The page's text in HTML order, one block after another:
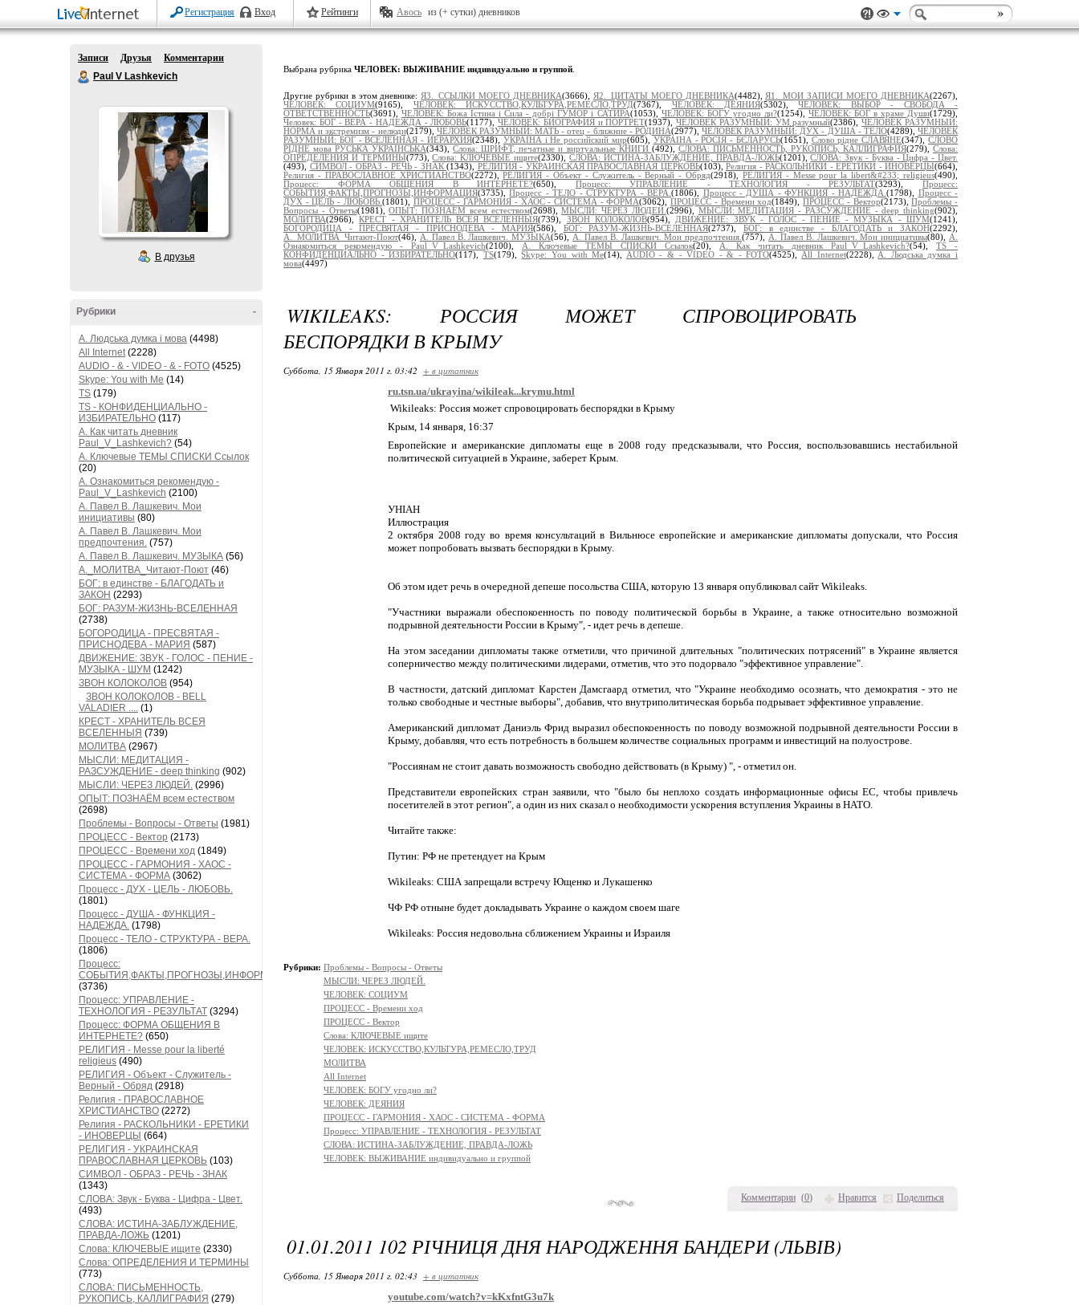
Регистрация Вход Рейтинги Авось из (+ сутки) дневников
Записи Друзья
Комментарии
Paul V Lashkevich
В друзья
-
Рубрики
A. Людська думка і мова (4498)
All Internet(2228)
AUDIO - & - VIDEO - & - FOTO (4525)
Skype: You with Me (14)
TS (179)
TS - КОНФИДЕНЦИАЛЬНО -
ИЗБИРАТЕЛЬНО (117)
А. Как читать дневник
Paul_V_Lashkevich? (54)
А. Ключевые ТЕМЫ СПИСКИ Ссылок
(20)
А. Ознакомиться рекомендую -
Paul_V_Lashkevich (2100)
А. Павел В. Лашкевич. Мои
инициативы (80)
А. Павел В. Лашкевич. Мои
предпочтения. (757)
А. Павел В. Лашкевич. МУЗЫКА (56)
А._МОЛИТВА_Читают-Поют (46)
БОГ: в единстве - БЛАГОДАТЬ и
ЗАКОН (2293)
БОГ: РАЗУМ-ЖИЗНЬ-ВСЕЛЕННАЯ
(2738)
БОГОРОДИЦА - ПРЕСВЯТАЯ -
ПРИСНОДЕВА - МАРИЯ (587)
ДВИЖЕНИЕ: ЗВУК - ГОЛОС - ПЕНИЕ -
МУЗЫКА - ШУМ (1242)
ЗВОН КОЛОКОЛОВ (954)
ЗВОН КОЛОКОЛОВ - BELL
VALADIER .... (1)
КРЕСТ - ХРАНИТЕЛЬ ВСЕЯ
ВСЕЛЕННЫЯ (739)
МОЛИТВА (2967)
МЫСЛИ: МЕДИТАЦИЯ -
РАЗСУЖДЕНИЕ - deep thinking (902)
МЫСЛИ: ЧЕРЕЗ ЛЮДЕЙ. (2996)
ОПЫТ: ПОЗНАЁМ всем естеством
(2698)
Проблемы - Вопросы - Ответы (1981)
ПРОЦЕСС - Вектор (2173)
ПРОЦЕСС - Времени ход (1849)
ПРОЦЕСС - ГАРМОНИЯ - ХАОС -
СИСТЕМА - ФОРМА (3062)
Процесс - ДУХ - ЦЕЛЬ - ЛЮБОВЬ.
(1801)
Процесс - ДУША - ФУНКЦИЯ -
НАДЕЖДА. (1798)
Процесс - ТЕЛО - СТРУКТУРА - ВЕРА.
(1806)
Процесс:
СОБЫТИЯ,ФАКТЫ,ПРОГНОЗЫ,ИНФОРМАЦИЯ
(3736)
Процесс: УПРАВЛЕНИЕ -
ТЕХНОЛОГИЯ - РЕЗУЛЬТАТ (3294)
Процесс: ФОРМА ОБЩЕНИЯ В
ИНТЕРНЕТЕ? (650)
РЕЛИГИЯ - Messe pour la liberté
religieus (490)
РЕЛИГИЯ - Объект - Служитель -
Верный - Обряд (2918)
Религия - ПРАВОСЛАВНОЕ
ХРИСТИАНСТВО (2272)
Религия - РАСКОЛЬНИКИ - ЕРЕТИКИ
- ИНОВЕРЦЫ (664)
РЕЛИГИЯ - УКРАИНСКАЯ
ПРАВОСЛАВНАЯ ЦЕРКОВЬ (103)
СИМВОЛ - ОБРАЗ - РЕЧЬ - ЗНАК
(1343)
СЛОВА: Звук - Буква - Цифра - Цвет.
(493)
СЛОВА: ИСТИНА-ЗАБЛУЖДЕНИЕ,
ПРАВДА-ЛОЖЬ (1201)
Слова: КЛЮЧЕВЫЕ ищите (2330)
Слова: ОПРЕДЕЛЕНИЯ И ТЕРМИНЫ
(773)
СЛОВА: ПИСЬМЕННОСТЬ,
РУКОПИСЬ, КАЛЛИГРАФИЯ (279)
Выбрана рубрика ЧЕЛОВЕК: ВЫЖИВАНИЕ индивидуально и группой
Другие рубрики в этом дневнике: Я3._ССЫЛКИ МОЕГО ДНЕВНИКА(3666), Я2._ЦИТАТЫ МОЕГО ДНЕВНИКА(4482), Я1._МОИ ЗАПИСИ МОЕГО ДНЕВНИКА(2267),
ЧЕЛОВЕК: СОЦИУМ(9165), ЧЕЛОВЕК: ИСКУССТВО,КУЛЬТУРА,РЕМЕСЛО,ТРУД(7367), ЧЕЛОВЕК: ДЕЯНИЯ(5302),ЧЕЛОВЕК: ВЫБОР - СВОБОДА -
ОТВЕТСТВЕННОСТЬ(3691),ЧЕЛОВЕК: Божа Істина і Сила - добрі ГУМОР і САТИРА(1053), ЧЕЛОВЕК: БОГУ угодно ли?(1254), ЧЕЛОВЕК: БОГ в храме Души(1729),
Человек: БОГ - ВЕРА - НАДЕЖДА - ЛЮБОВЬ(1177),ЧЕЛОВЕК: БИОГРАФИЯ и ПОРТРЕТ(1937),ЧЕЛОВЕК РАЗУМНЫЙ: УМ разумный(2386),ЧЕЛОВЕК РАЗУМНЫЙ:
НОРМА и экстремизм - нелюди(2179), ЧЕЛОВЕК РАЗУМНЫЙ: МАТЬ - отец - ближние - РОДИНА(2977),ЧЕЛОВЕК РАЗУМНЫЙ: ДУХ - ДУША - ТЕЛО(4289),ЧЕЛОВЕК
РАЗУМНЫЙ: БОГ - ВСЕЛЕННАЯ - ИЕРАРХИЯ(2348), УКРАЇНА і Не российский мир(605), УКРАІНА - РОСІЯ - БЄЛАРУСЬ(1651), Слово рідне СЛАВЯНЕ(347),СЛОВО
РІДНЕ мова РУСЬКА УКРАЇНСЬКА(343),Слова: ШРИФТ, печатные и виртуальные КНИГИ (492), СЛОВА: ПИСЬМЕННОСТЬ, РУКОПИСЬ, КАЛЛИГРАФИЯ(279),Слова:
ОПРЕДЕЛЕНИЯ И ТЕРМИНЫ(773),Слова: КЛЮЧЕВЫЕ ищите(2330), СЛОВА: ИСТИНА-ЗАБЛУЖДЕНИЕ, ПРАВДА-ЛОЖЬ(1201),СЛОВА: Звук - Буква - Цифра - Цвет.
(493), СИМВОЛ - ОБРАЗ - РЕЧЬ - ЗНАК (1343), РЕЛИГИЯ - УКРАИНСКАЯ ПРАВОСЛАВНАЯ ЦЕРКОВЬ(103), Религия - РАСКОЛЬНИКИ - ЕРЕТИКИ - ИНОВЕРЦЫ(664),
Религия - ПРАВОСЛАВНОЕ ХРИСТИАНСТВО(2272),РЕЛИГИЯ - Объект - Служитель - Верный - Обряд(2918), РЕЛИГИЯ - Messe pour la libert&#233; religieus(490),
Процесс: ФОРМА ОБЩЕНИЯ В ИНТЕРНЕТЕ?(650), Процесс: УПРАВЛЕНИЕ - ТЕХНОЛОГИЯ - РЕЗУЛЬТАТ(3293),Процесс:
СОБЫТИЯ,ФАКТЫ,ПРОГНОЗЫ,ИНФОРМАЦИЯ(3735),Процесс - ТЕЛО - СТРУКТУРА - ВЕРА.(1806), Процесс - ДУША - ФУНКЦИЯ - НАДЕЖДА.(1798), Процесс -
ДУХ - ЦЕЛЬ - ЛЮБОВЬ. (1801), ПРОЦЕСС - ГАРМОНИЯ - ХАОС - СИСТЕМА - ФОРМА(3062),ПРОЦЕСС - Времени ход(1849),ПРОЦЕСС - Вектор(2173),Проблемы -
Вопросы - Ответы(1981),ОПЫТ: ПОЗНАЁМ всем естеством(2698),МЫСЛИ: ЧЕРЕЗ ЛЮДЕЙ. (2996), МЫСЛИ: МЕДИТАЦИЯ - РАЗСУЖДЕНИЕ - deep thinking(902),
МОЛИТВА(2966),КРЕСТ - ХРАНИТЕЛЬ ВСЕЯ ВСЕЛЕННЫЯ(739), ЗВОН КОЛОКОЛОВ(954), ДВИЖЕНИЕ: ЗВУК - ГОЛОС - ПЕНИЕ - МУЗЫКА - ШУМ(1241),
БОГОРОДИЦА - ПРЕСВЯТАЯ - ПРИСНОДЕВА - МАРИЯ(586), БОГ: РАЗУМ-ЖИЗНЬ-ВСЕЛЕННАЯ(2737),БОГ: в единстве - БЛАГОДАТЬ и ЗАКОН(2292),
А._МОЛИТВА_Читают-Поют(46), А. Павел В. Лашкевич. МУЗЫКА(56), А. Павел В. Лашкевич. Мои предпочтения.(757), А. Павел В. Лашкевич. Мои инициативы(80), А.
Ознакомиться рекомендую - Paul_V_Lashkevich(2100), А. Ключевые ТЕМЫ СПИСКИ Ссылок(20), А. Как читать дневник Paul_V_Lashkevich?(54), TS -
КОНФИДЕНЦИАЛЬНО - ИЗБИРАТЕЛЬНО(117), TS(179),Skype: You with Me(14), AUDIO - & - VIDEO - & - FOTO(4525), All Internet(2228), A. Людська думка і
мова(4497)
Комментарии (0) Нравится Поделиться
WIKILEAKS: РОССИЯ МОЖЕТ СПРОВОЦИРОВАТЬ
БЕСПОРЯДКИ В КРЫМУ
Суббота, 15 Января 2011 г. 03:42 + в цитатник
ru.tsn.ua/ukrayina/wikileak...krymu.html
Wikileaks: Россия может спровоцировать беспорядки в Крыму
Крым, 14 января, 16:37
Европейские и американские дипломаты еще в 2008 году предсказывали, что Россия, воспользовавшись нестабильной
политической ситуацией в Украине, заберет Крым.
УНІАН
Иллюстрация
2 октября 2008 году во время консультаций в Вильнюсе европейские и американские дипломаты допускали, что Россия
может попробовать вызвать беспорядки в Крыму.
Об этом идет речь в очередной депеше посольства США, которую 13 января опубликовал сайт Wikileaks.
"Участники выражали обеспокоенность по поводу политической борьбы в Украине, а также относительно возможной
подрывной деятельности России в Крыму", - идет речь в депеше.
На этом заседании дипломаты также отметили, что причиной длительных "политических потрясений" в Украине является
соперничество между политическими лидерами, отметив, что это подорвало "эффективное управление".
В частности, датский дипломат Карстен Дамсгаард отметил, что "Украине необходимо осознать, что демократия - это не
только свободные и честные выборы", добавив, что внутриполитическая борьба подрывает эффективное управление.
Американский дипломат Даниэль Фрид выразил обеспокоенность по поводу возможной подрывной деятельности России в
Крыму, добавляя, что есть потребность в большем количестве социальных программ и инвестиций на полуострове.
"Россиянам не стоит давать возможность свободно действовать (в Крыму) ", - отметил он.
Представители европейских стран заявили, что "было бы неплохо создать информационные офисы ЕС, чтобы привлечь
посетителей в этот регион", а один из них сказал о необходимости ускорения вступления Украины в НАТО.
Читайте также:
Путин: РФ не претендует на Крым
Wikileaks: США запрещали встречу Ющенко и Лукашенко
ЧФ РФ отныне будет докладывать Украине о каждом своем шаге
Wikileaks: Россия недовольна сближением Украины и Израиля
Рубрики: Проблемы - Вопросы - Ответы
МЫСЛИ: ЧЕРЕЗ ЛЮДЕЙ.
ЧЕЛОВЕК: СОЦИУМ
ПРОЦЕСС - Времени ход
ПРОЦЕСС - Вектор
Слова: КЛЮЧЕВЫЕ ищите
ЧЕЛОВЕК: ИСКУССТВО,КУЛЬТУРА,РЕМЕСЛО,ТРУД
МОЛИТВА
All Internet
ЧЕЛОВЕК: БОГУ угодно ли?
ЧЕЛОВЕК: ДЕЯНИЯ
ПРОЦЕСС - ГАРМОНИЯ - ХАОС - СИСТЕМА - ФОРМА
Процесс: УПРАВЛЕНИЕ - ТЕХНОЛОГИЯ - РЕЗУЛЬТАТ
СЛОВА: ИСТИНА-ЗАБЛУЖДЕНИЕ, ПРАВДА-ЛОЖЬ
ЧЕЛОВЕК: ВЫЖИВАНИЕ индивидуально и группой
01.01.2011 102 РІЧНИЦЯ ДНЯ НАРОДЖЕННЯ БАНДЕРИ (ЛЬВІВ)
Суббота, 15 Января 2011 г. 02:43 + в цитатник
youtube.com/watch?v=kKxfntG3u7k